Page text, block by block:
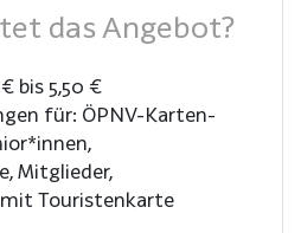
das Angebot?
bis 5,50 €
für: ÖPNV-Karten-
Mitglieder,
Touristenkarte